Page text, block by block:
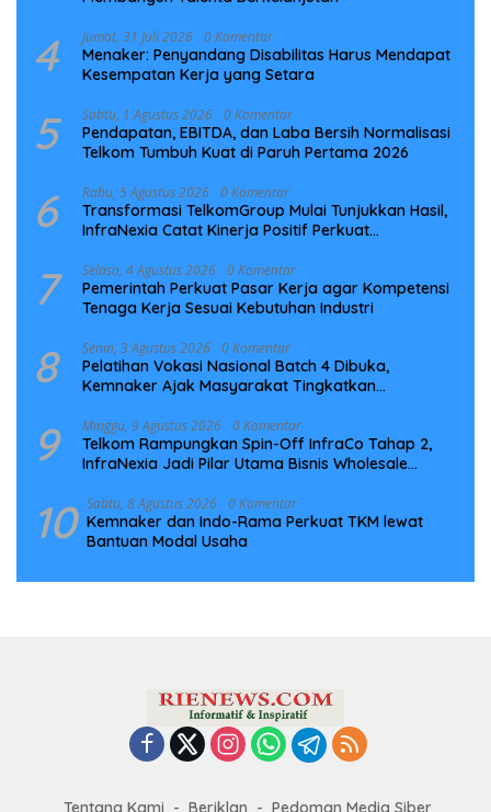
4 Jumat, 31 Juli 2026 0 Komentar
Menaker: Penyandang Disabilitas Harus Mendapat
Kesempatan Kerja yang Setara
5 Sabtu, 1 Agustus 2026 0 Komentar
Pendapatan, EBITDA, dan Laba Bersih Normalisasi
Telkom Tumbuh Kuat di Paruh Pertama 2026
6 Rabu, 5 Agustus 2026 0 Komentar
Transformasi TelkomGroup Mulai Tunjukkan Hasil,
InfraNexia Catat Kinerja Positif Perkuat
7 Selasa, 4 Agustus 2026 0 Komentar
Pemerintah Perkuat Pasar Kerja agar Kompetensi
Tenaga Kerja Sesuai Kebutuhan Industri
8 Senin, 3 Agustus 2026 0 Komentar
Pelatihan Vokasi Nasional Batch 4 Dibuka,
Kemnaker Ajak Masyarakat Tingkatkan
9 Minggu, 9 Agustus 2026 0 Komentar
Telkom Rampungkan Spin-Off InfraCo Tahap 2,
InfraNexia Jadi Pilar Utama Bisnis Wholesale
10 Sabtu, 8 Agustus 2026 0 Komentar
Kemnaker dan Indo-Rama Perkuat TKM lewat
Bantuan Modal Usaha
Tentang Kami Beriklan Pedoman Media Siber